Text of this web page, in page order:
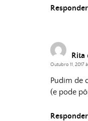
Responder
Rita
Outubro 11, 2017
Pudim de
(e pode
Responder